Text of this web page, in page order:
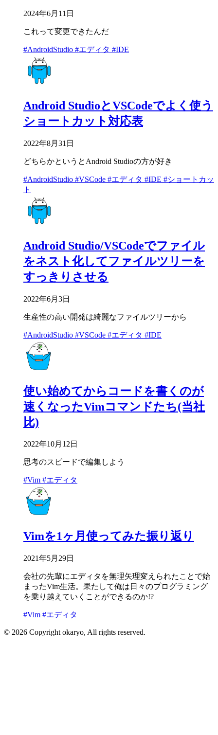
2024年6月11日
これって変更できたんだ
#AndroidStudio #エディタ #IDE
Android StudioとVSCodeでよく使う
ショートカット対応表
2022年8月31日
どちらかというとAndroid Studioの方が好き
#AndroidStudio #VSCode #エディタ #IDE #ショートカッ
ト
Android Studio/VSCodeでファイル
をネスト化してファイルツリーを
すっきりさせる
2022年6月3日
生産性の高い開発は綺麗なファイルツリーから
#AndroidStudio #VSCode #エディタ #IDE
使い始めてからコードを書くのが
速くなったVimコマンドたち(当社
比)
2022年10月12日
思考のスピードで編集しよう
#Vim #エディタ
Vimを1ヶ月使ってみた振り返り
2021年5月29日
会社の先輩にエディタを無理矢理変えられたことで始
まったVim生活。果たして俺は日々のプログラミング
を乗り越えていくことができるのか!?
#Vim #エディタ
© 2026 Copyright okaryo, All rights reserved.